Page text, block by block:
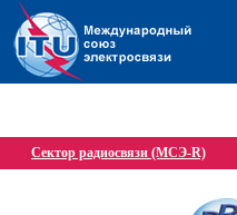
Сектор радиосвязи (МСЭ-R)